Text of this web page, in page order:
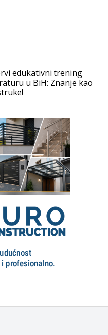
edukativni trening
u BiH: Znanje kao